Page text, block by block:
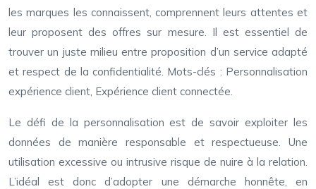
les marques les connaissent, comprennent leurs attentes et
leur proposent des offres sur mesure. Il est essentiel de
trouver un juste milieu entre proposition d’un service adapté
et respect de la confidentialité. Mots-clés : Personnalisation
expérience client, Expérience client connectée.
Le défi de la personnalisation est de savoir exploiter les
données de manière responsable et respectueuse. Une
utilisation excessive ou intrusive risque de nuire à la relation.
L’idéal est donc d’adopter une démarche honnête, en